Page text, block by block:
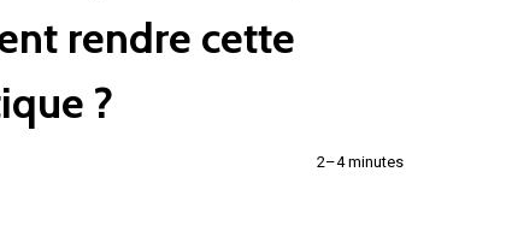
rendre cette
?
2–4 minutes